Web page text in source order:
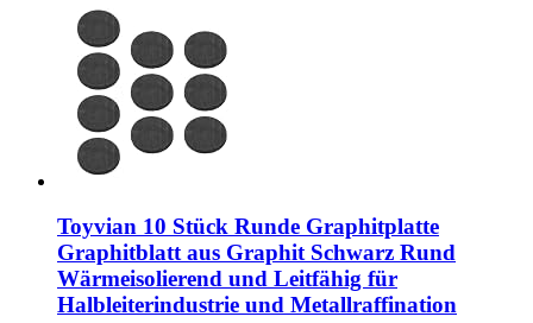
Toyvian 10 Stück Runde Graphitplatte
Graphitblatt aus Graphit Schwarz Rund
Wärmeisolierend und Leitfähig für
Halbleiterindustrie und Metallraffination